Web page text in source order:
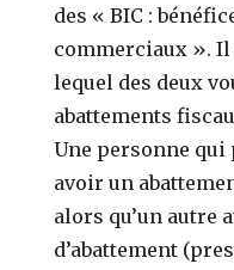
des « BIC :
commerciaux ».
lequel des deux
abattements
Une personne qui
avoir un
alors qu’un autre
d’abattement